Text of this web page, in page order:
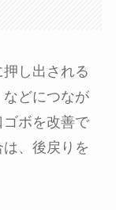
し出される
などにつなが
ボを改善で
、後戻りを